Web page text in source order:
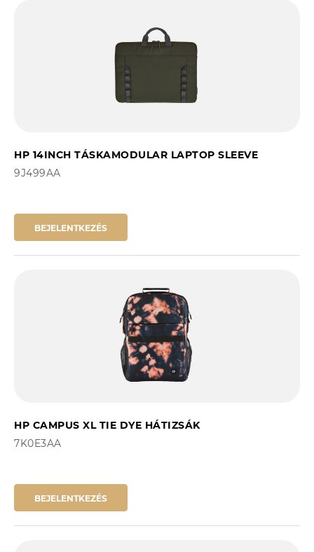
HP 14INCH TÁSKAMODULAR LAPTOP SLEEVE
9J499AA
BEJELENTKEZÉS
HP CAMPUS XL TIE DYE HÁTIZSÁK
7K0E3AA
BEJELENTKEZÉS